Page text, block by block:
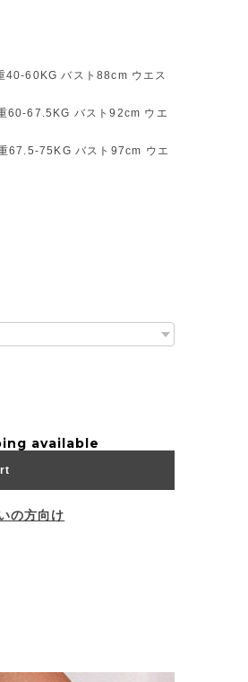
40-60KG バスト88cm ウエス
60-67.5KG バスト92cm ウエ
67.5-75KG バスト97cm ウエ
available
の方向け